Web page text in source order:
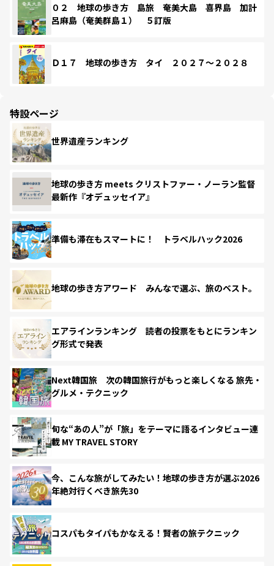
０２ 地球の歩き方 島旅 奄美大島 喜界島 加計
呂麻島（奄美群島１） ５訂版
Ｄ１７ 地球の歩き方 タイ ２０２７～２０２８
特設ページ
世界遺産ランキング
地球の歩き方 meets クリストファー・ノーラン監督
最新作『オデュッセイア』
準備も滞在もスマートに！ トラベルハック2026
地球の歩き方アワード みんなで選ぶ、旅のベスト。
エアラインランキング 読者の投票をもとにランキン
グ形式で発表
Next韓国旅 次の韓国旅行がもっと楽しくなる 旅先・
グルメ・テクニック
旬な“あの人”が「旅」をテーマに語るインタビュー連
載 MY TRAVEL STORY
今、こんな旅がしてみたい！地球の歩き方が選ぶ2026
年絶対行くべき旅先30
コスパもタイパもかなえる！賢者の旅テクニック